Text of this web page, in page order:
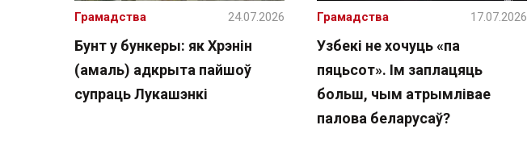
Бунт у бункеры: як Хрэнін
(амаль) адкрыта пайшоў
супраць Лукашэнкі
Грамадства 24.07.2026
Узбекі не хочуць «па
пяцьсот». Ім заплацяць
больш, чым атрымлівае
палова беларусаў?
Грамадства 17.07.2026